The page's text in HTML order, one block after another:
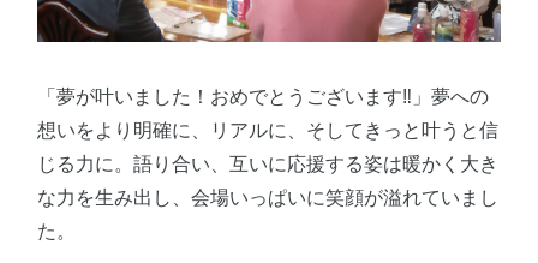
「夢が叶いました！おめでとうございます‼」夢への
想いをより明確に、リアルに、そしてきっと叶うと信
じる力に。語り合い、互いに応援する姿は暖かく大き
な力を生み出し、会場いっぱいに笑顔が溢れていまし
た。